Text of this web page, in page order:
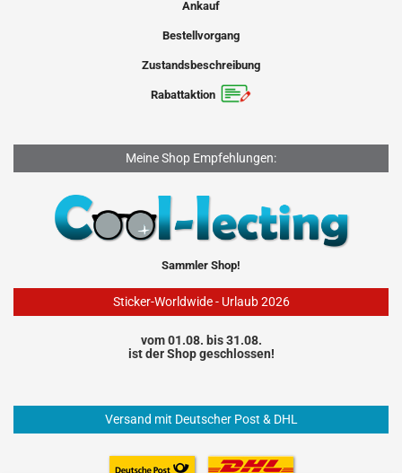
Ankauf
Bestellvorgang
Zustandsbeschreibung
Rabattaktion
Meine Shop Empfehlungen:
Sammler Shop!
Sticker-Worldwide - Urlaub 2026
vom 01.08. bis 31.08.
ist der Shop geschlossen!
Versand mit Deutscher Post & DHL